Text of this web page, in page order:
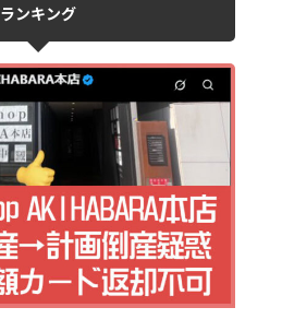
ランキング